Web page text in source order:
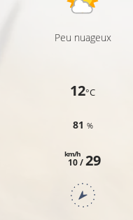
Peu nuageux
12°C
81 %
10 /
km/h 29